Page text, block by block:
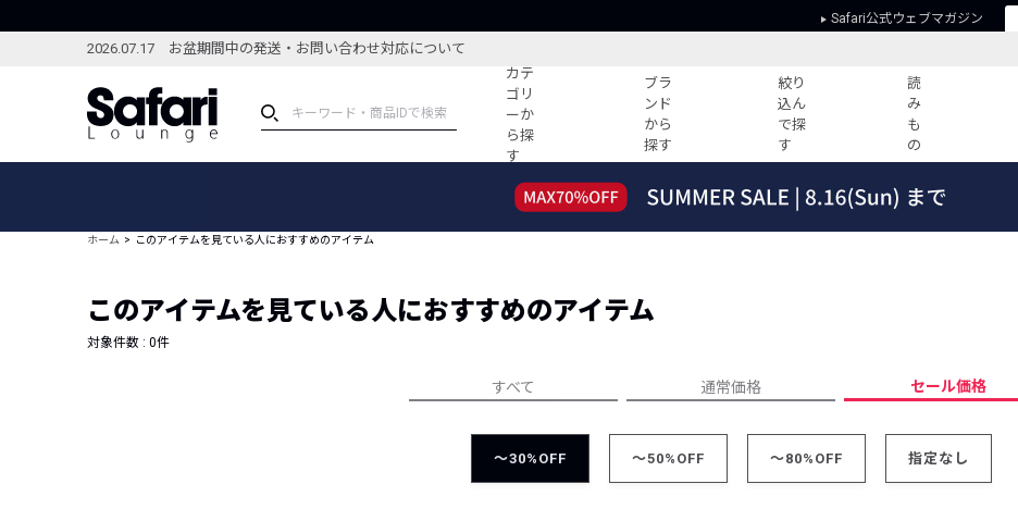
Safari公式ウェブマガジン
2026.07.17 お盆期間中の発送・お問い合わせ対応について
カテ
ゴリ
ーか
ら探
す
ブラ
ンド
から
探す
絞り
込ん
で探
す
読
み
も
の
ブランドから探す
新着アイテム
編集部のおすすめアイテム
特集記事
コーディネート
すべての記事
ーデ紹介
人気記事ランキング
ウィークリーコーデ
プライバシーポリシー
ホーム このアイテムを見ている人におすすめのアイテム
このアイテムを見ている人におすすめのアイテム
対象件数 : 0件
すべて 通常価格 セール価格
～30%OFF ～50%OFF ～80%OFF 指定なし